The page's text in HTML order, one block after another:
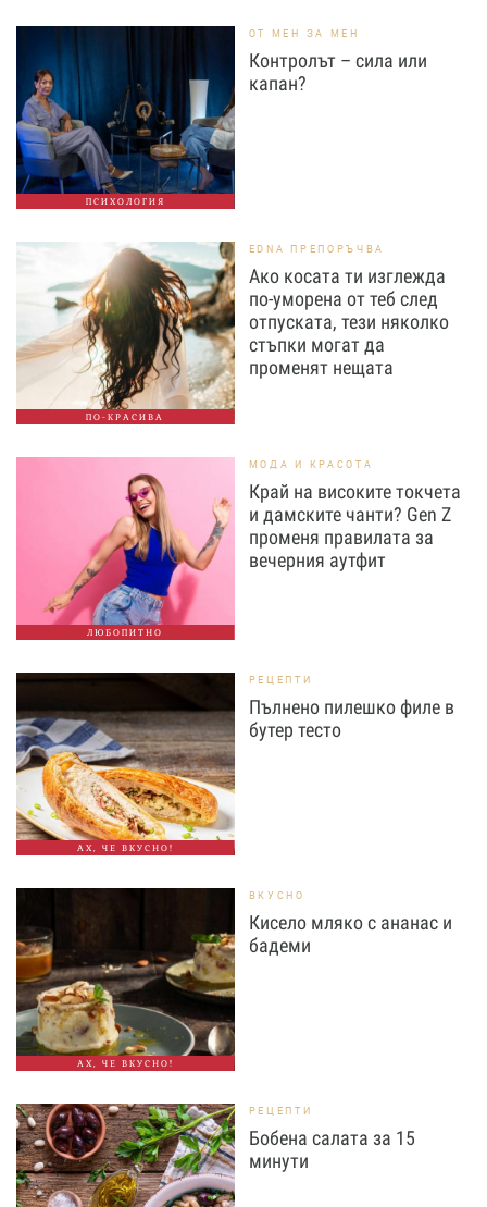
ПСИХОЛОГИЯ
ОТ МЕН ЗА МЕН
Контролът – сила или
капан?
ПО-КРАСИВА
EDNA ПРЕПОРЪЧВА
Ако косата ти изглежда
по-уморена от теб след
отпуската, тези няколко
стъпки могат да
променят нещата
ЛЮБОПИТНО
МОДА И КРАСОТА
Край на високите токчета
и дамските чанти? Gen Z
променя правилата за
вечерния аутфит
АХ, ЧЕ ВКУСНО!
РЕЦЕПТИ
Пълнено пилешко филе в
бутер тесто
АХ, ЧЕ ВКУСНО!
ВКУСНО
Кисело мляко с ананас и
бадеми
РЕЦЕПТИ
Бобена салата за 15
минути